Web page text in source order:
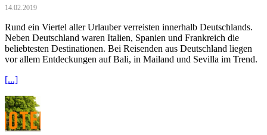
14.02.2019
Rund ein Viertel aller Urlauber verreisten innerhalb Deutschlands.
Neben Deutschland waren Italien, Spanien und Frankreich die
beliebtesten Destinationen. Bei Reisenden aus Deutschland liegen
vor allem Entdeckungen auf Bali, in Mailand und Sevilla im Trend.
[...]